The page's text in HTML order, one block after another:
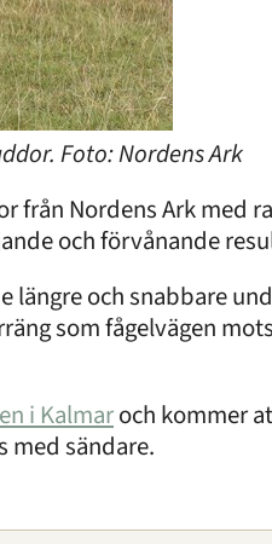
Foto: Nordens Ark
från Nordens Ark med
och förvånande
längre och snabbare
som fågelvägen
i Kalmaroch kommer
med sändare.